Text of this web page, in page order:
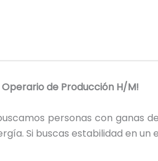
de Producción H/M!
personas con ganas
Si buscas estabilidad en un